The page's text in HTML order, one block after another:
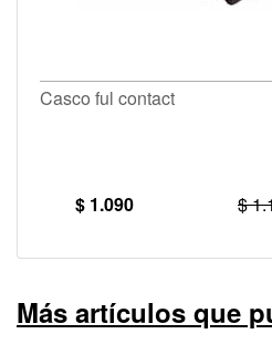
Casco ful contact
$ 1.090 $
Más artículos que